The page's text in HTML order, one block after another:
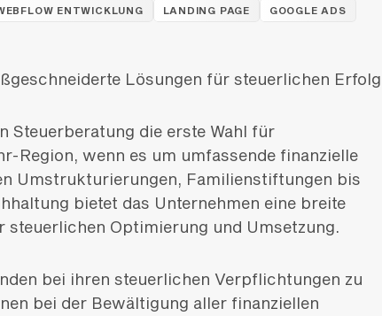
ENTWICKLUNG LANDING PAGE GOOGLE ADS
Lösungen für steuerlichen Erfolg
Steuerberatung die erste Wahl für
Region, wenn es um umfassende finanzielle
Umstrukturierungen, Familienstiftungen bis
bietet das Unternehmen eine breite
steuerlichen Optimierung und Umsetzung.
bei ihren steuerlichen Verpflichtungen zu
bei der Bewältigung aller finanziellen